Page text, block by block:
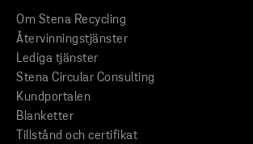
Om Stena Recycling
Återvinningstjänster
Lediga tjänster
Stena Circular Consulting
Kundportalen
Blanketter
Tillstånd och certifikat